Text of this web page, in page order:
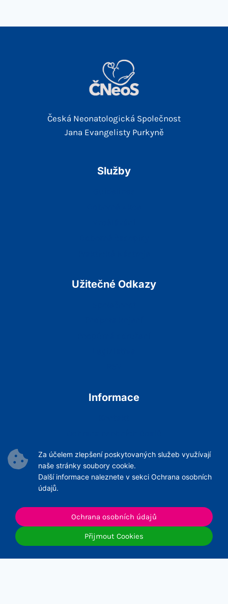
Česká Neonatologická Společnost
Jana Evangelisty Purkyně
Služby
Užitečné Odkazy
Informace
Archiv článků
© 2026 ČNeoS
Za účelem zlepšení poskytovaných služeb využívají
naše stránky soubory cookie.
Další informace naleznete v sekci Ochrana osobních
údajů.
Ochrana osobních údajů
Přijmout Cookies